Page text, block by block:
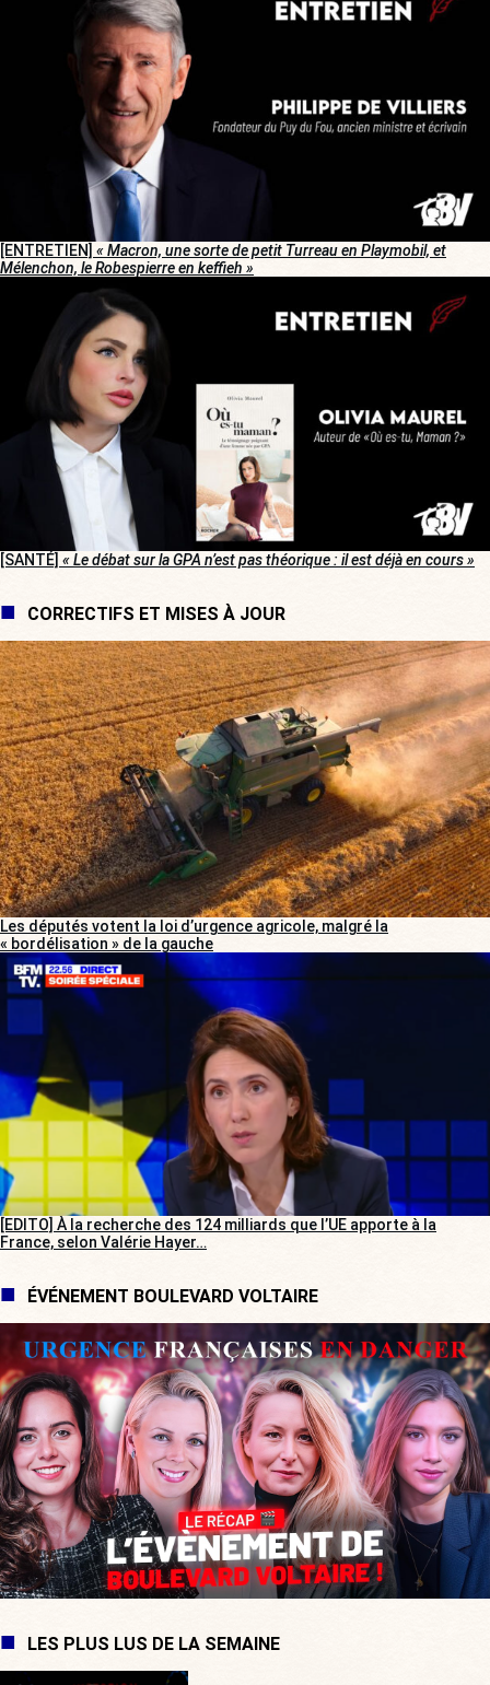
[ENTRETIEN] « Macron, une sorte de petit Turreau en Playmobil, et
Mélenchon, le Robespierre en keffieh »
[SANTÉ] « Le débat sur la GPA n’est pas théorique : il est déjà en cours »
CORRECTIFS ET MISES À JOUR
Les députés votent la loi d’urgence agricole, malgré la
« bordélisation » de la gauche
[EDITO] À la recherche des 124 milliards que l’UE apporte à la
France, selon Valérie Hayer…
ÉVÉNEMENT BOULEVARD VOLTAIRE
LES PLUS LUS DE LA SEMAINE